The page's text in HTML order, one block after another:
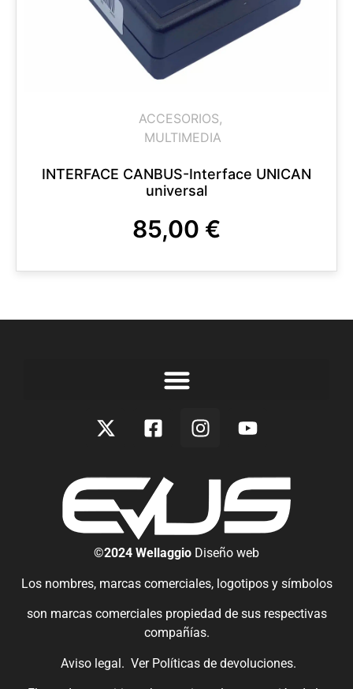
ACCESORIOS,
MULTIMEDIA
INTERFACE CANBUS-Interface UNICAN
universal
85,00 €
©2024 Wellaggio Diseño web
Los nombres, marcas comerciales, logotipos y símbolos
son marcas comerciales propiedad de sus respectivas
compañías.
Aviso legal. Ver Políticas de devoluciones.